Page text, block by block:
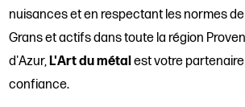
nuisances et en respectant les normes
Grans et actifs dans toute la région
d'Azur,L'Art du métal est votre
confiance.